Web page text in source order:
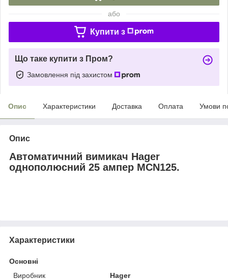
або
Купити з
Що таке купити з Пром?
Замовлення під захистом
Опис Характеристики Доставка Оплата Умови
Опис
Автоматичний вимикач Hager
однополюсний 25 ампер MCN125.
Характеристики
Основні
Виробник
Hager